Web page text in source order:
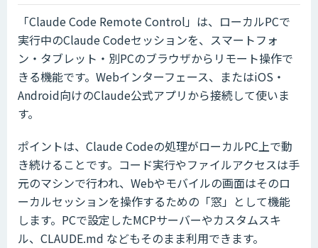
「Claude Code Remote Control」は、ローカルPCで
実行中のClaude Codeセッションを、スマートフォ
ン・タブレット・別PCのブラウザからリモート操作で
きる機能です。Webインターフェース、またはiOS・
Android向けのClaude公式アプリから接続して使いま
す。
ポイントは、Claude Codeの処理がローカルPC上で動
き続けることです。コード実行やファイルアクセスは手
元のマシンで行われ、Webやモバイルの画面はそのロ
ーカルセッションを操作するための「窓」として機能
します。PCで設定したMCPサーバーやカスタムスキ
ル、CLAUDE.md などもそのまま利用できます。